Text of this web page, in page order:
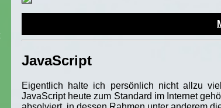
JavaScript
Eigentlich halte ich persönlich nicht allzu
JavaScript heute zum Standard im Internet